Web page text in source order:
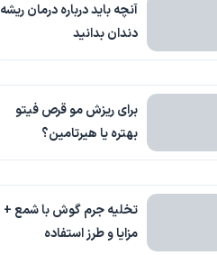
آنچه باید درباره درمان ریشه
دندان بدانید
برای ریزش مو قرص فیتو
بهتره یا هیرتامین؟
تخلیه جرم گوش با شمع +
مزایا و طرز استفاده